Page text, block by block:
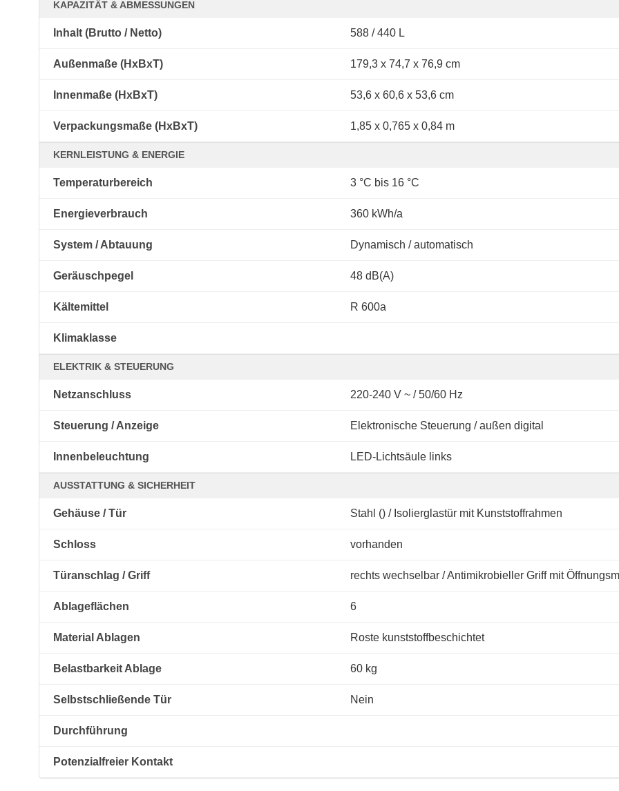
KAPAZITÄT & ABMESSUNGEN
Inhalt (Brutto / Netto) 588 / 440 L
Außenmaße (HxBxT) 179,3 x 74,7 x 76,9 cm
Innenmaße (HxBxT) 53,6 x 60,6 x 53,6 cm
Verpackungsmaße (HxBxT) 1,85 x 0,765 x 0,84 m
KERNLEISTUNG & ENERGIE
Temperaturbereich 3 °C bis 16 °C
Energieverbrauch 360 kWh/a
System / Abtauung Dynamisch / automatisch
Geräuschpegel 48 dB(A)
Kältemittel R 600a
Klimaklasse
ELEKTRIK & STEUERUNG
Netzanschluss 220-240 V ~ / 50/60 Hz
Steuerung / Anzeige Elektronische Steuerung / außen digital
Innenbeleuchtung LED-Lichtsäule links
AUSSTATTUNG & SICHERHEIT
Gehäuse / Tür Stahl () / Isolierglastür mit Kunststoffrahmen
Schloss vorhanden
Türanschlag / Griff rechts wechselbar / Antimikrobieller Griff mit
Ablageflächen 6
Material Ablagen Roste kunststoffbeschichtet
Belastbarkeit Ablage 60 kg
Selbstschließende Tür Nein
Durchführung
Potenzialfreier Kontakt